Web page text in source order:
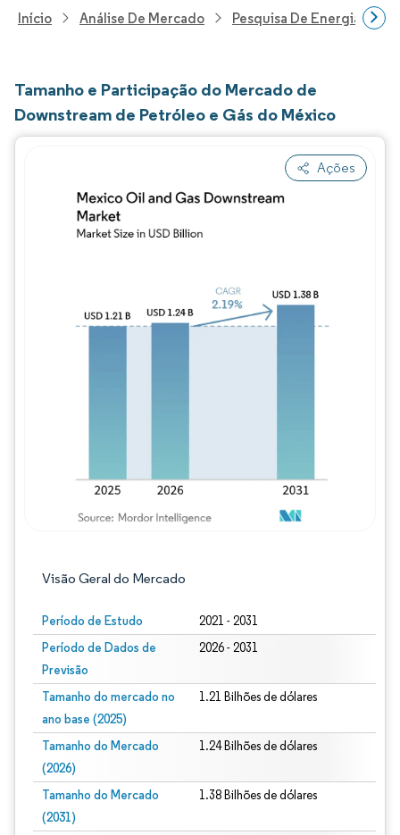
Início Análise De Mercado Pesquisa De Energia E
Tamanho e Participação do Mercado de
Downstream de Petróleo e Gás do México
Ações
Visão Geral do Mercado
Período de Estudo 2021 - 2031
Período de Dados de
Previsão
2026 - 2031
Tamanho do mercado no
ano base (2025)
1.21 Bilhões de dólares
Tamanho do Mercado
(2026)
1.24 Bilhões de dólares
Tamanho do Mercado
(2031)
1.38 Bilhões de dólares